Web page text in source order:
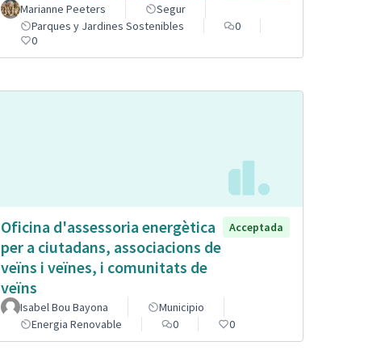
Marianne Peeters
Segur
Parques y Jardines Sostenibles
0
0
Oficina d'assessoria energètica
per a ciutadans, associacions de
veïns i veïnes, i comunitats de
veïns
Acceptada
Isabel Bou Bayona
Municipio
Energia Renovable
0 0